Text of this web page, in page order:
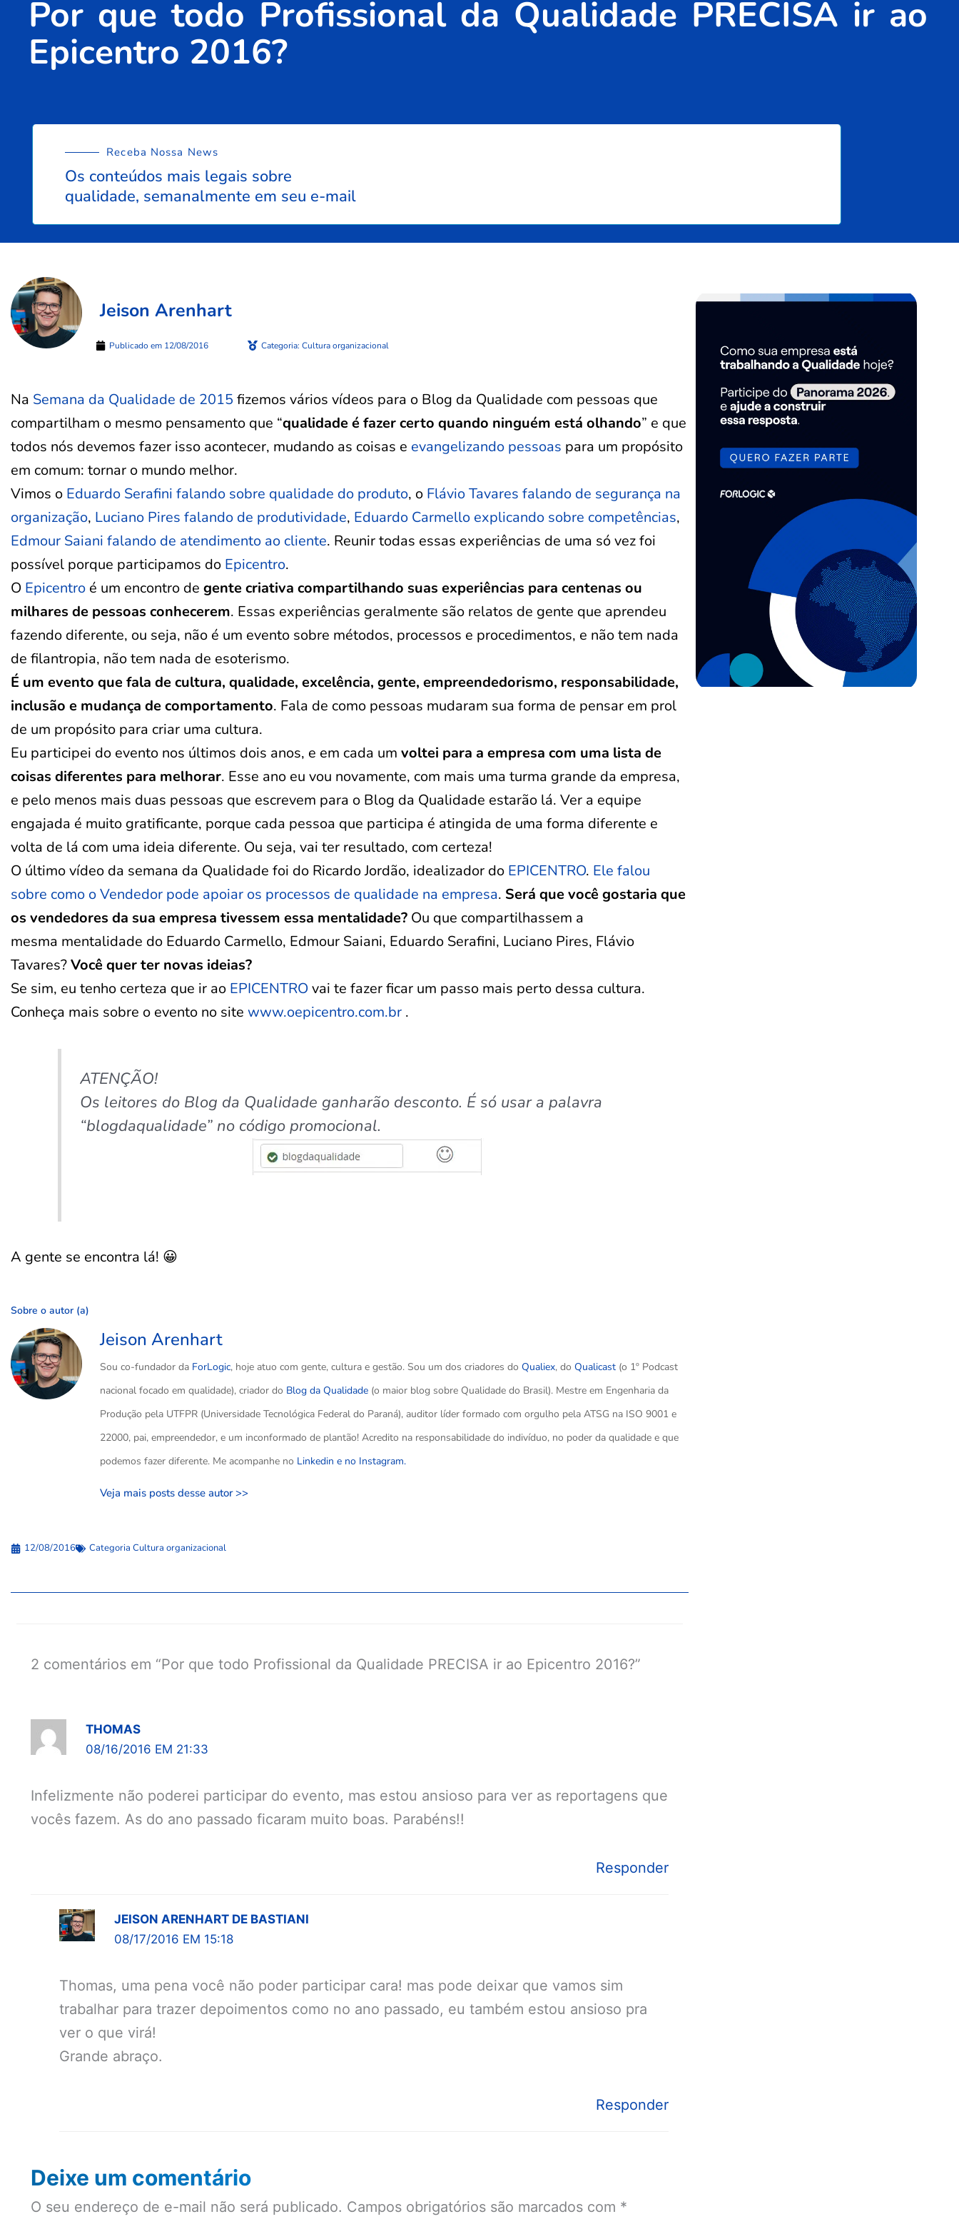
Por que todo Profissional da Qualidade PRECISA ir ao
Epicentro 2016?
Receba Nossa News
Os conteúdos mais legais sobre
qualidade, semanalmente em seu e-mail
Jeison Arenhart
Publicado em 12/08/2016 Categoria: Cultura organizacional
Na Semana da Qualidade de 2015 fizemos vários vídeos para o Blog da Qualidade com pessoas que
compartilham o mesmo pensamento que “qualidade é fazer certo quando ninguém está olhando” e que
todos nós devemos fazer isso acontecer, mudando as coisas e evangelizando pessoas para um propósito
em comum: tornar o mundo melhor.
Vimos o Eduardo Serafini falando sobre qualidade do produto, o Flávio Tavares falando de segurança na
organização, Luciano Pires falando de produtividade, Eduardo Carmello explicando sobre competências,
Edmour Saiani falando de atendimento ao cliente. Reunir todas essas experiências de uma só vez foi
possível porque participamos do Epicentro.
O Epicentro é um encontro de gente criativa compartilhando suas experiências para centenas ou
milhares de pessoas conhecerem. Essas experiências geralmente são relatos de gente que aprendeu
fazendo diferente, ou seja, não é um evento sobre métodos, processos e procedimentos, e não tem nada
de filantropia, não tem nada de esoterismo.
É um evento que fala de cultura, qualidade, excelência, gente, empreendedorismo, responsabilidade,
inclusão e mudança de comportamento. Fala de como pessoas mudaram sua forma de pensar em prol
de um propósito para criar uma cultura.
Eu participei do evento nos últimos dois anos, e em cada um voltei para a empresa com uma lista de
coisas diferentes para melhorar. Esse ano eu vou novamente, com mais uma turma grande da empresa,
e pelo menos mais duas pessoas que escrevem para o Blog da Qualidade estarão lá. Ver a equipe
engajada é muito gratificante, porque cada pessoa que participa é atingida de uma forma diferente e
volta de lá com uma ideia diferente. Ou seja, vai ter resultado, com certeza!
O último vídeo da semana da Qualidade foi do Ricardo Jordão, idealizador do EPICENTRO. Ele falou
sobre como o Vendedor pode apoiar os processos de qualidade na empresa. Será que você gostaria que
os vendedores da sua empresa tivessem essa mentalidade? Ou que compartilhassem a
mesma mentalidade do Eduardo Carmello, Edmour Saiani, Eduardo Serafini, Luciano Pires, Flávio
Tavares?Você quer ter novas ideias?
Se sim, eu tenho certeza que ir ao EPICENTRO vai te fazer ficar um passo mais perto dessa cultura.
Conheça mais sobre o evento no site www.oepicentro.com.br .
ATENÇÃO!
Os leitores do Blog da Qualidade ganharão desconto. É só usar a palavra
“blogdaqualidade” no código promocional.
A gente se encontra lá! 😀
Sobre o autor (a)
Jeison Arenhart
Sou co-fundador da ForLogic, hoje atuo com gente, cultura e gestão. Sou um dos criadores do Qualiex, do Qualicast (o 1º Podcast
nacional focado em qualidade), criador do Blog da Qualidade (o maior blog sobre Qualidade do Brasil). Mestre em Engenharia da
Produção pela UTFPR (Universidade Tecnológica Federal do Paraná), auditor líder formado com orgulho pela ATSG na ISO 9001 e
22000, pai, empreendedor, e um inconformado de plantão! Acredito na responsabilidade do indivíduo, no poder da qualidade e que
podemos fazer diferente. Me acompanhe no Linkedin e no Instagram.
Veja mais posts desse autor >>
12/08/2016 Categoria Cultura organizacional
2 comentários em “Por que todo Profissional da Qualidade PRECISA ir ao Epicentro 2016?”
THOMAS
08/16/2016 EM 21:33
Infelizmente não poderei participar do evento, mas estou ansioso para ver as reportagens que
vocês fazem. As do ano passado ficaram muito boas. Parabéns!!
Responder
JEISON ARENHART DE BASTIANI
08/17/2016 EM 15:18
Thomas, uma pena você não poder participar cara! mas pode deixar que vamos sim
trabalhar para trazer depoimentos como no ano passado, eu também estou ansioso pra
ver o que virá!
Grande abraço.
Responder
Deixe um comentário
O seu endereço de e-mail não será publicado. Campos obrigatórios são marcados com *